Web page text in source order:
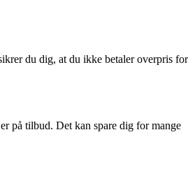
du dig, at du ikke betaler overpris for
på tilbud. Det kan spare dig for mange